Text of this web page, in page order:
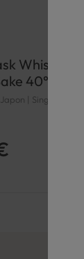
Whisky
40°
| Single Cask